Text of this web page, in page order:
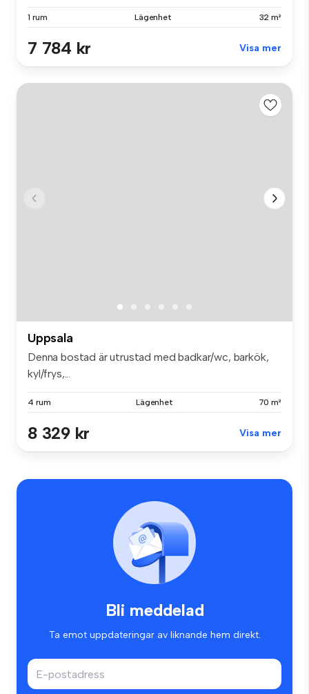
1 rum Lägenhet 32 m²
7 784 kr Visa mer
Uppsala
Denna bostad är utrustad med badkar/wc, barkök,
kyl/frys,...
4 rum Lägenhet 70 m²
8 329 kr Visa mer
Bli meddelad
Ta emot uppdateringar av liknande hem direkt.